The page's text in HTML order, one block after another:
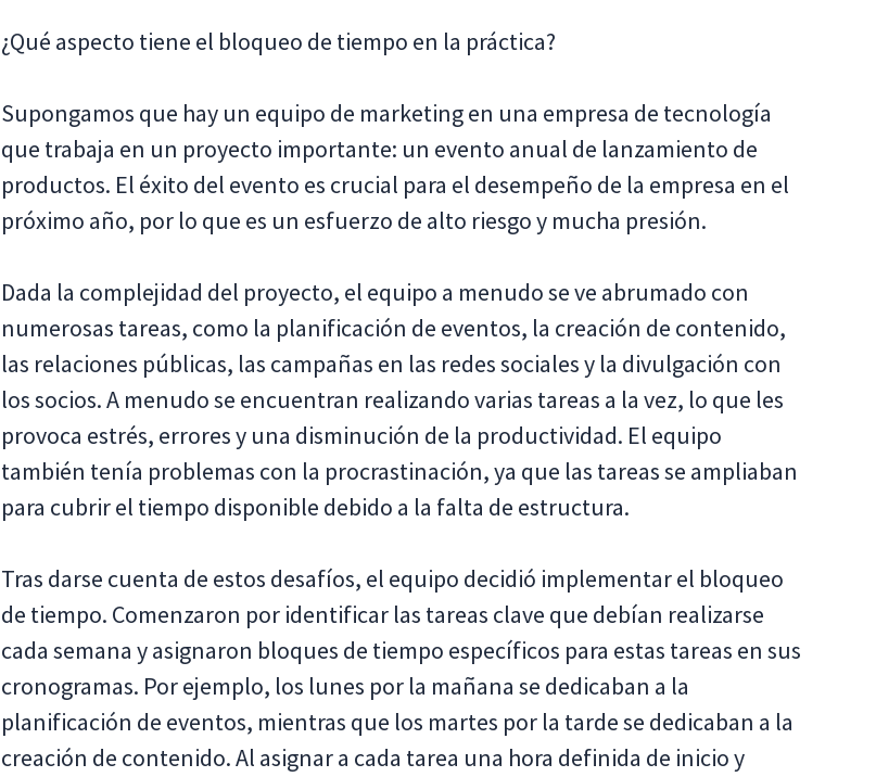
¿Qué aspecto tiene el bloqueo de tiempo en la práctica?
Supongamos que hay un equipo de marketing en una empresa de tecnología
que trabaja en un proyecto importante: un evento anual de lanzamiento de
productos. El éxito del evento es crucial para el desempeño de la empresa en el
próximo año, por lo que es un esfuerzo de alto riesgo y mucha presión.
Dada la complejidad del proyecto, el equipo a menudo se ve abrumado con
numerosas tareas, como la planificación de eventos, la creación de contenido,
las relaciones públicas, las campañas en las redes sociales y la divulgación con
los socios. A menudo se encuentran realizando varias tareas a la vez, lo que les
provoca estrés, errores y una disminución de la productividad. El equipo
también tenía problemas con la procrastinación, ya que las tareas se ampliaban
para cubrir el tiempo disponible debido a la falta de estructura.
Tras darse cuenta de estos desafíos, el equipo decidió implementar el bloqueo
de tiempo. Comenzaron por identificar las tareas clave que debían realizarse
cada semana y asignaron bloques de tiempo específicos para estas tareas en sus
cronogramas. Por ejemplo, los lunes por la mañana se dedicaban a la
planificación de eventos, mientras que los martes por la tarde se dedicaban a la
creación de contenido. Al asignar a cada tarea una hora definida de inicio y